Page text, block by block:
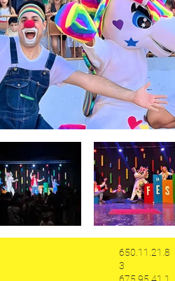
650.11.21.8
3